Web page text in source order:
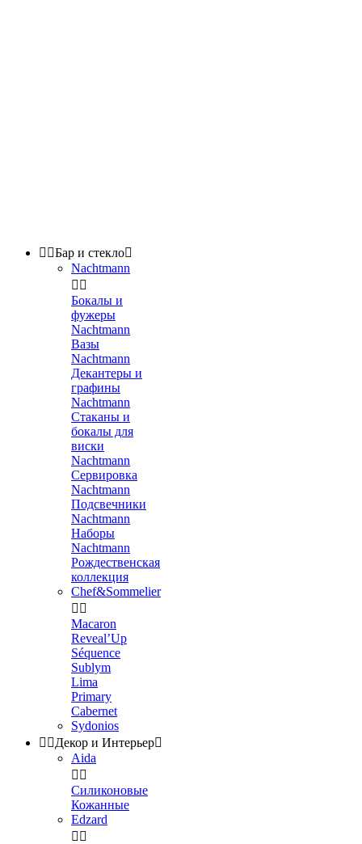
 Бар и стекло
Nachtmann
 
Бокалы и
фужеры
Nachtmann
Вазы
Nachtmann
Декантеры и
графины
Nachtmann
Стаканы и
бокалы для
виски
Nachtmann
Сервировка
Nachtmann
Подсвечники
Nachtmann
Наборы
Nachtmann
Рождественская
коллекция
Chef&Sommelier
 
Macaron
Reveal’Up
Séquence
Sublym
Lima
Primary
Cabernet
Sydonios
 Декор и Интерьер
Aida
 
Силиконовые
Кожанные
Edzard
 